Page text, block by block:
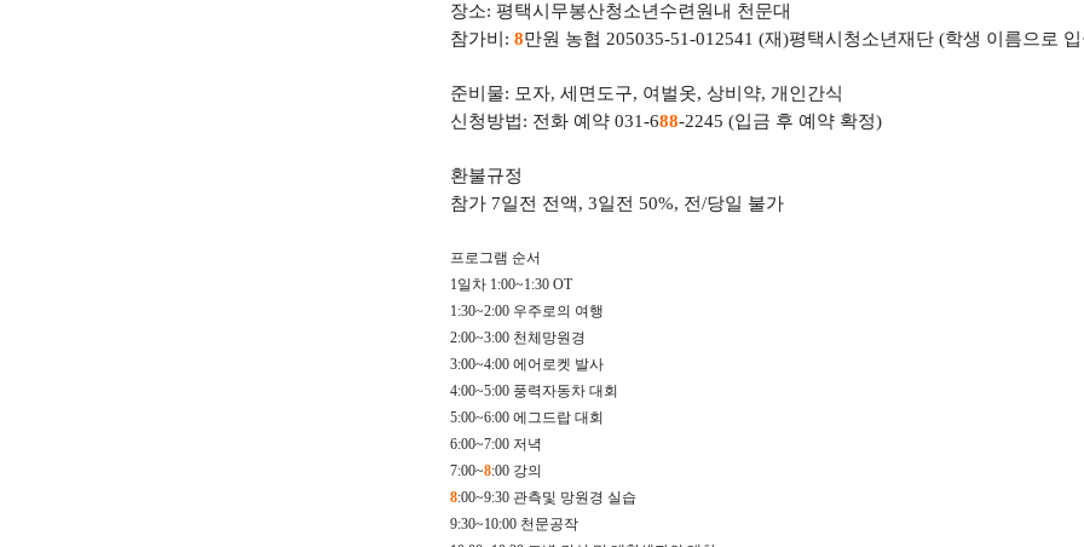
장소: 평택시무봉산청소년수련원내 천문대
참가비 : 8만원 농협 205035-51-012541 (재)평택시청소년재단 (학생 이름으로
준비물: 모자, 세면도구, 여벌옷, 상비약, 개인간식
신청방법: 전화 예약 031-688-2245 (입금 후 예약 확정)
환불규정
참가 7일전 전액, 3일전 50%, 전/당일 불가
프로그램 순서
1일차 1:00~1:30 OT
1:30~2:00 우주로의 여행
2:00~3:00 천체망원경
3:00~4:00 에어로켓 발사
4:00~5:00 풍력자동차 대회
5:00~6:00 에그드랍 대회
6:00~7:00 저녁
7:00~8:00 강의
8:00~9:30 관측및 망원경 실습
9:30~10:00 천문공작